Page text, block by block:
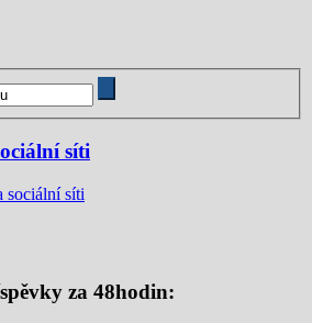
síti
sociální síti
za 48hodin: